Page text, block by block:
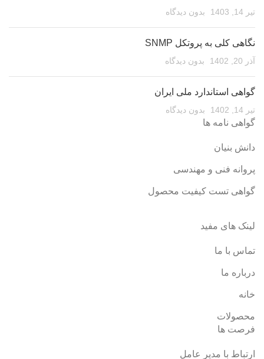
تیر 14, 1403 بدون دیدگاه
نگاهی کلی به پروتکل SNMP
آذر 20, 1402 بدون دیدگاه
گواهی استاندارد ملی ایران
تیر 14, 1402 بدون دیدگاه
گواهی نامه ها
دانش بنیان
پروانه فنی و مهندسی
گواهی تست کیفیت محصول
لینک های مفید
تماس با ما
درباره ما
خانه
محصولات
فرصت ها
ارتباط با مدیر عامل